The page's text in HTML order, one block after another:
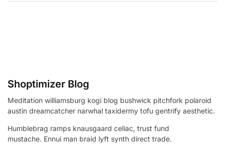
Shoptimizer Blog
Meditation williamsburg kogi blog bushwick pitchfork polaroid
austin dreamcatcher narwhal taxidermy tofu gentrify aesthetic.
Humblebrag ramps knausgaard celiac, trust fund
mustache. Ennui man braid lyft synth direct trade.